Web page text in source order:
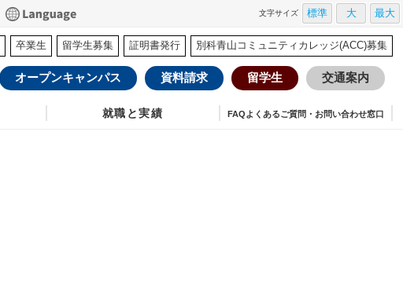
文字サイズ 標準 大 最大
オープンキャンパス 資料請求 留学生 交通案内
卒業生 留学生募集 証明書発行 別科青山コミュニティカレッジ(ACC)募集
就職と実績 FAQよくあるご質問・お問い合わせ窓口